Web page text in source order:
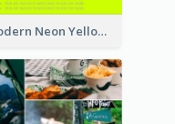
Modern Neon Yellow Live Band Invitation Design Idea